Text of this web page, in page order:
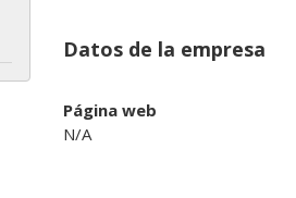
Datos de la empresa
Página web
N/A